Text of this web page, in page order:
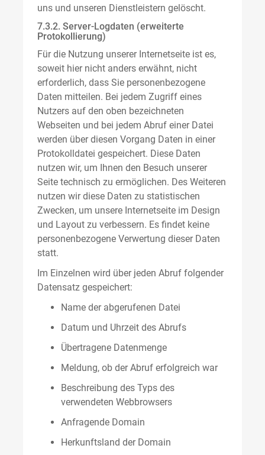
uns und unseren Dienstleistern gelöscht.
7.3.2. Server-Logdaten (erweiterte
Protokollierung)
Für die Nutzung unserer Internetseite ist es,
soweit hier nicht anders erwähnt, nicht
erforderlich, dass Sie personenbezogene
Daten mitteilen. Bei jedem Zugriff eines
Nutzers auf den oben bezeichneten
Webseiten und bei jedem Abruf einer Datei
werden über diesen Vorgang Daten in einer
Protokolldatei gespeichert. Diese Daten
nutzen wir, um Ihnen den Besuch unserer
Seite technisch zu ermöglichen. Des Weiteren
nutzen wir diese Daten zu statistischen
Zwecken, um unsere Internetseite im Design
und Layout zu verbessern. Es findet keine
personenbezogene Verwertung dieser Daten
statt.
Im Einzelnen wird über jeden Abruf folgender
Datensatz gespeichert:
Name der abgerufenen Datei
Datum und Uhrzeit des Abrufs
Übertragene Datenmenge
Meldung, ob der Abruf erfolgreich war
Beschreibung des Typs des
verwendeten Webbrowsers
Anfragende Domain
Herkunftsland der Domain